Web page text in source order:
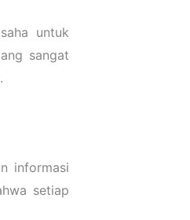
untuk
sangat
informasi
setiap